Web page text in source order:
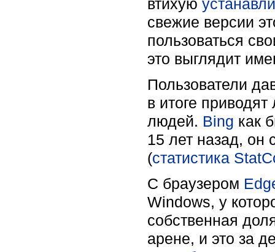
втихую
свежие версии
пользоваться
это выглядит
Пользователи
в итоге
людей. Bing как
15 лет назад, он
(статистика
С браузером
Windows, у
собственная
арене, и это за